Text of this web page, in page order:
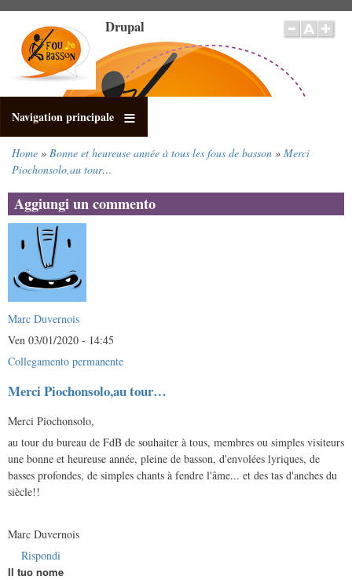
contenuto
principale
Drupal
Navigation principale
Briciole
pane
Home Bonne et heureuse année à tous les fous de basson
Merci
Piochonsolo,au tour…
Aggiungi un commento
Marc Duvernois
Ven 03/01/2020 - 14:45
Collegamento permanente
Merci Piochonsolo,au tour…
Merci Piochonsolo,
au tour du bureau de FdB de souhaiter à tous, membres ou simples visiteurs
une bonne et heureuse année, pleine de basson, d'envolées lyriques, de
basses profondes, de simples chants à fendre l'âme... et des tas d'anches du
siècle!!
Marc Duvernois
Rispondi
Il tuo nome